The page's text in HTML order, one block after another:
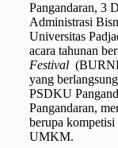
Pangandaran, 3
Administrasi
Universitas
acara tahunan
Festival
yang
PSDKU
Pangandaran,
berupa
UMKM.